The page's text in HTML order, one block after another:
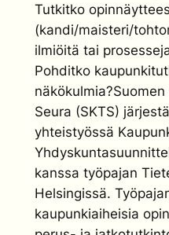
Tutkitko
(kandi/maisteri/
ilmiöitä tai
Pohditko
Seura (SKTS)
yhteistyössä
kanssa työpajan
Helsingissä.
kaupunkiaiheisia